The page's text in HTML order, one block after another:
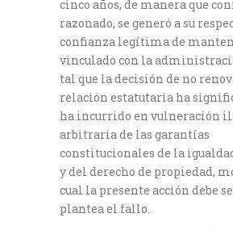
cinco años, de manera que
razonado, se generó a su
confianza legítima de
vinculado con la
tal que la decisión de no
relación estatutaria ha
ha incurrido en vulneración
arbitraria de las garantías
constitucionales de la
y del derecho de propiedad,
cual la presente acción debe
plantea el fallo.